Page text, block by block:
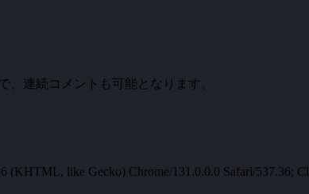
、連続コメントも可能となります。
like Gecko) Chrome/131.0.0.0 Safari/537.36;